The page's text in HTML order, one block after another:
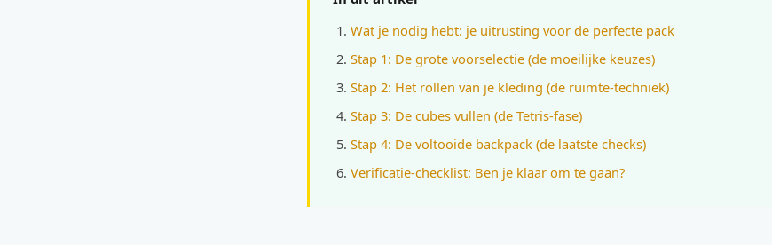
Wat je nodig hebt: je uitrusting voor de perfecte pack
Stap 1: De grote voorselectie (de moeilijke keuzes)
Stap 2: Het rollen van je kleding (de ruimte-techniek)
Stap 3: De cubes vullen (de Tetris-fase)
Stap 4: De voltooide backpack (de laatste checks)
Verificatie-checklist: Ben je klaar om te gaan?